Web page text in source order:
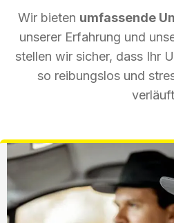
Wir bieten umfassende
unserer Erfahrung und
stellen wir sicher, dass Ihr
so reibungslos und